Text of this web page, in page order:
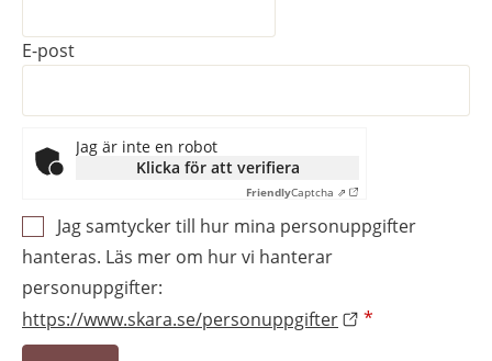
E-post
Jag är inte en robot
Klicka för att verifiera
FriendlyCaptcha ⇗
Jag samtycker till hur mina personuppgifter
hanteras. Läs mer om hur vi hanterar
personuppgifter:
https://www.skara.se/personuppgifter
*